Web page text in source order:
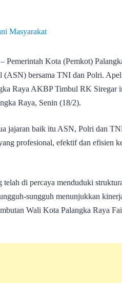
– Pemerintah Kota (Pemkot)
(ASN) bersama TNI dan Polri.
Raya AKBP Timbul RK Siregar
Raya, Senin (18/2).
jajaran baik itu ASN, Polri dan
profesional, efektif dan efisien
telah di percaya menduduki
sungguh menunjukkan
Wali Kota Palangka Raya